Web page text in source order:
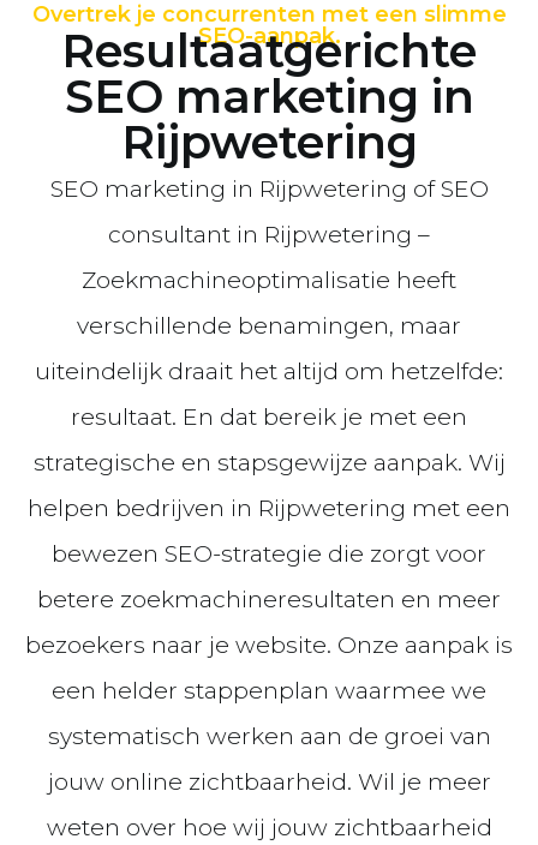
Overtrek je concurrenten met een slimme
SEO-aanpak.
Resultaatgerichte
SEO marketing in
Rijpwetering
SEO marketing in Rijpwetering of SEO
consultant in Rijpwetering –
Zoekmachineoptimalisatie heeft
verschillende benamingen, maar
uiteindelijk draait het altijd om hetzelfde:
resultaat. En dat bereik je met een
strategische en stapsgewijze aanpak. Wij
helpen bedrijven in Rijpwetering met een
bewezen SEO-strategie die zorgt voor
betere zoekmachineresultaten en meer
bezoekers naar je website. Onze aanpak is
een helder stappenplan waarmee we
systematisch werken aan de groei van
jouw online zichtbaarheid. Wil je meer
weten over hoe wij jouw zichtbaarheid